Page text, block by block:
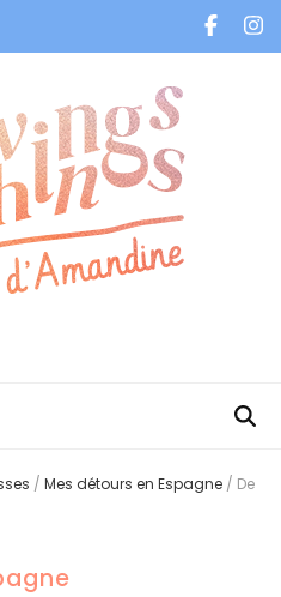
/ Mes détours en Espagne / De